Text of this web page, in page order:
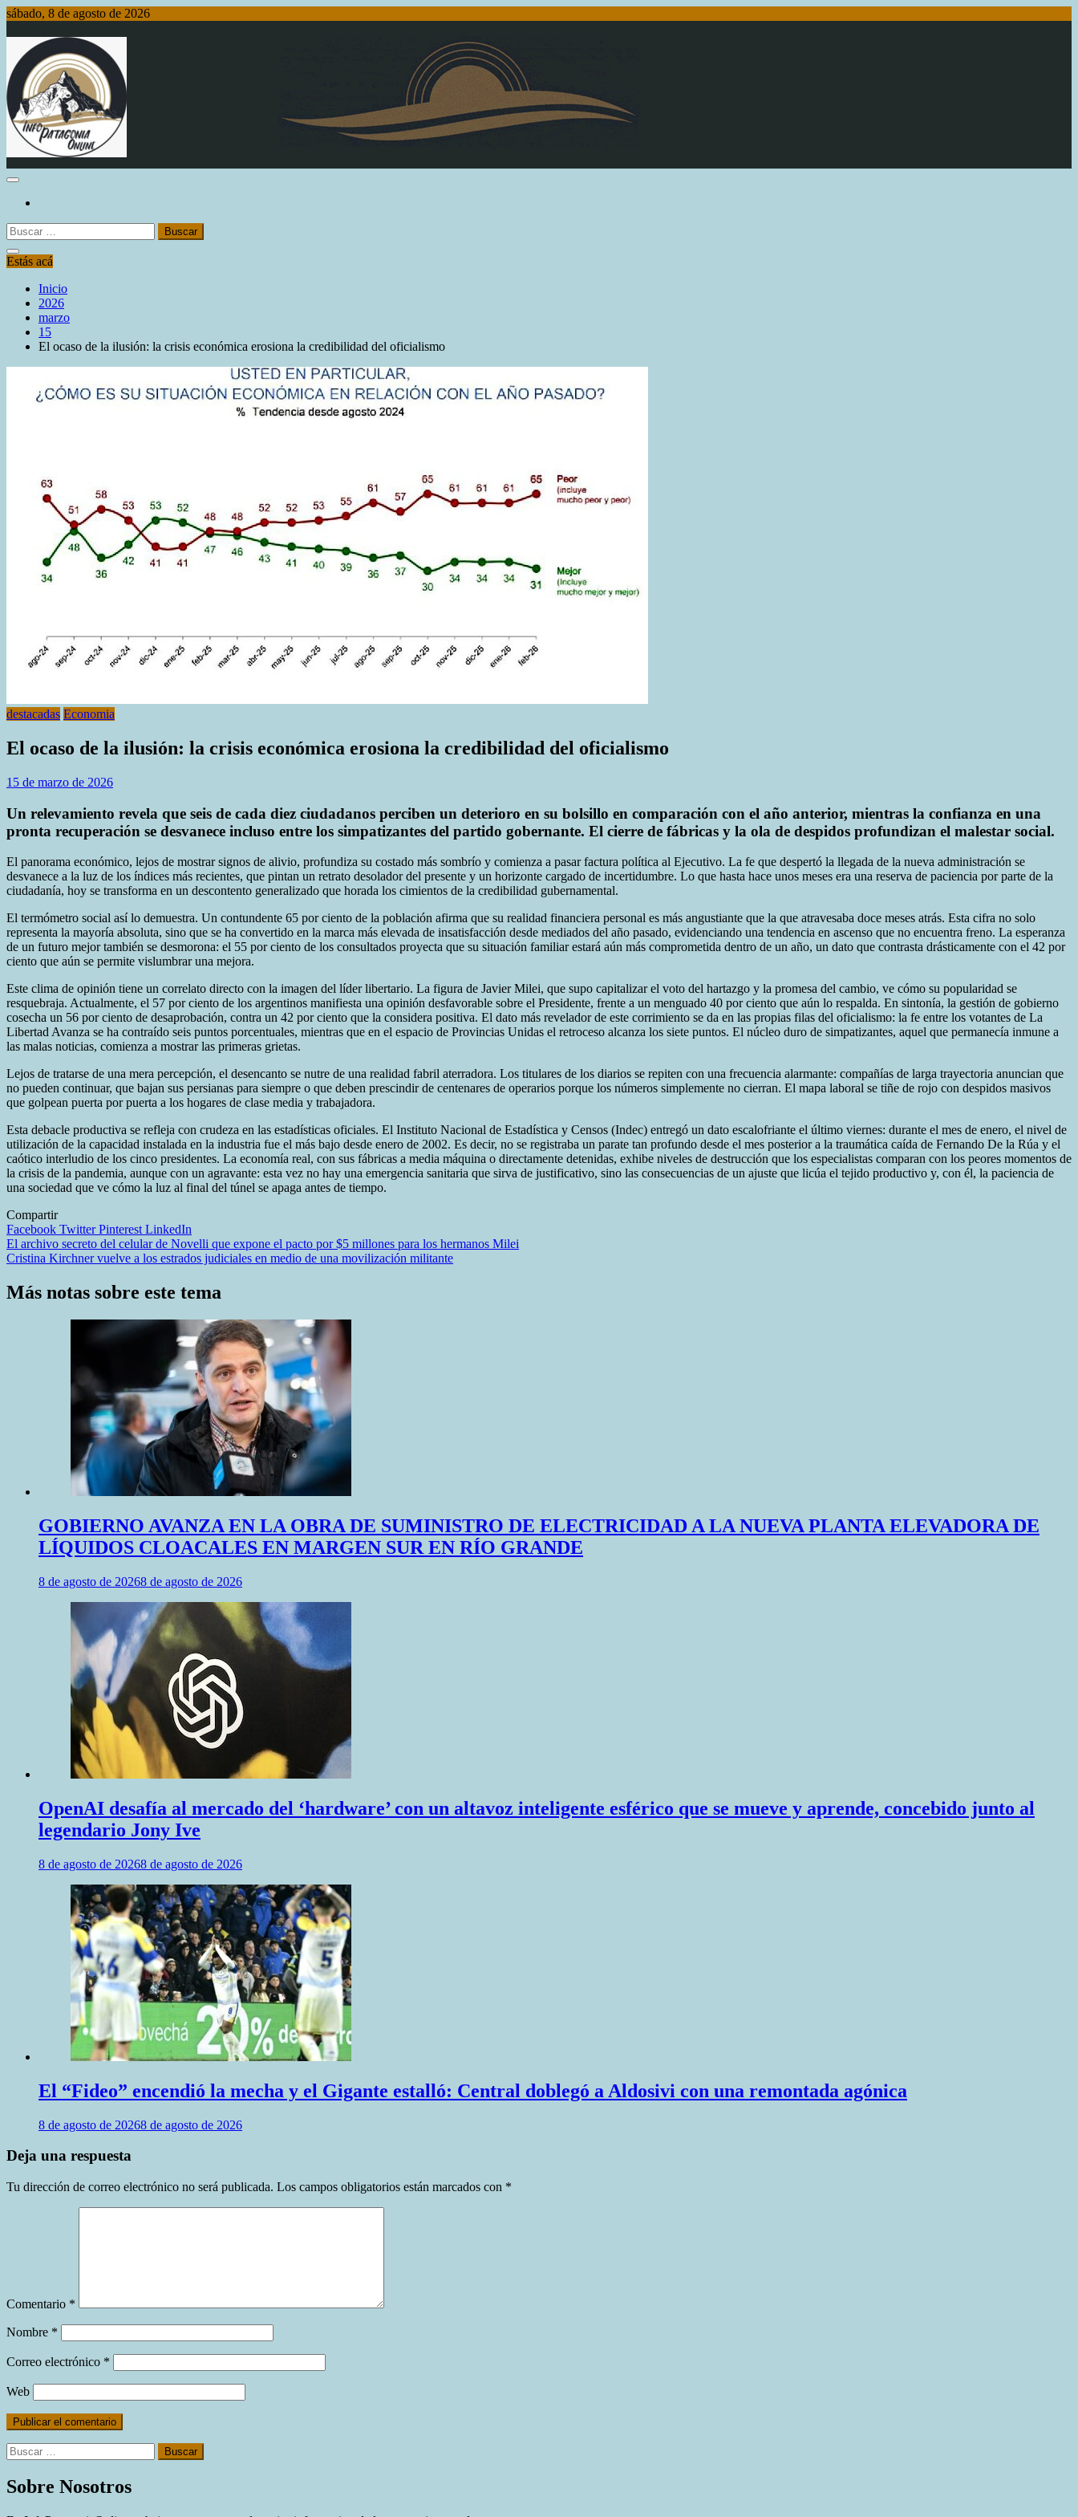
Saltar
contenido
sábado, 8 de agosto de 2026
Info Patagonia Online
Buscar:
Estás acá
Inicio
2026
marzo
15
El ocaso de la ilusión: la crisis económica erosiona la credibilidad del oficialismo
destacadas Economia
El ocaso de la ilusión: la crisis económica erosiona la credibilidad del oficialismo
15 de marzo de 2026
Un relevamiento revela que seis de cada diez ciudadanos perciben un deterioro en su bolsillo en comparación con el año anterior, mientras la confianza en una
pronta recuperación se desvanece incluso entre los simpatizantes del partido gobernante. El cierre de fábricas y la ola de despidos profundizan el malestar social.
El panorama económico, lejos de mostrar signos de alivio, profundiza su costado más sombrío y comienza a pasar factura política al Ejecutivo. La fe que despertó la llegada de la nueva administración se
desvanece a la luz de los índices más recientes, que pintan un retrato desolador del presente y un horizonte cargado de incertidumbre. Lo que hasta hace unos meses era una reserva de paciencia por parte de la
ciudadanía, hoy se transforma en un descontento generalizado que horada los cimientos de la credibilidad gubernamental.
El termómetro social así lo demuestra. Un contundente 65 por ciento de la población afirma que su realidad financiera personal es más angustiante que la que atravesaba doce meses atrás. Esta cifra no solo
representa la mayoría absoluta, sino que se ha convertido en la marca más elevada de insatisfacción desde mediados del año pasado, evidenciando una tendencia en ascenso que no encuentra freno. La esperanza
de un futuro mejor también se desmorona: el 55 por ciento de los consultados proyecta que su situación familiar estará aún más comprometida dentro de un año, un dato que contrasta drásticamente con el 42 por
ciento que aún se permite vislumbrar una mejora.
Este clima de opinión tiene un correlato directo con la imagen del líder libertario. La figura de Javier Milei, que supo capitalizar el voto del hartazgo y la promesa del cambio, ve cómo su popularidad se
resquebraja. Actualmente, el 57 por ciento de los argentinos manifiesta una opinión desfavorable sobre el Presidente, frente a un menguado 40 por ciento que aún lo respalda. En sintonía, la gestión de gobierno
cosecha un 56 por ciento de desaprobación, contra un 42 por ciento que la considera positiva. El dato más revelador de este corrimiento se da en las propias filas del oficialismo: la fe entre los votantes de La
Libertad Avanza se ha contraído seis puntos porcentuales, mientras que en el espacio de Provincias Unidas el retroceso alcanza los siete puntos. El núcleo duro de simpatizantes, aquel que permanecía inmune a
las malas noticias, comienza a mostrar las primeras grietas.
Lejos de tratarse de una mera percepción, el desencanto se nutre de una realidad fabril aterradora. Los titulares de los diarios se repiten con una frecuencia alarmante: compañías de larga trayectoria anuncian que
no pueden continuar, que bajan sus persianas para siempre o que deben prescindir de centenares de operarios porque los números simplemente no cierran. El mapa laboral se tiñe de rojo con despidos masivos
que golpean puerta por puerta a los hogares de clase media y trabajadora.
Esta debacle productiva se refleja con crudeza en las estadísticas oficiales. El Instituto Nacional de Estadística y Censos (Indec) entregó un dato escalofriante el último viernes: durante el mes de enero, el nivel de
utilización de la capacidad instalada en la industria fue el más bajo desde enero de 2002. Es decir, no se registraba un parate tan profundo desde el mes posterior a la traumática caída de Fernando De la Rúa y el
caótico interludio de los cinco presidentes. La economía real, con sus fábricas a media máquina o directamente detenidas, exhibe niveles de destrucción que los especialistas comparan con los peores momentos de
la crisis de la pandemia, aunque con un agravante: esta vez no hay una emergencia sanitaria que sirva de justificativo, sino las consecuencias de un ajuste que licúa el tejido productivo y, con él, la paciencia de
una sociedad que ve cómo la luz al final del túnel se apaga antes de tiempo.
Compartir
Facebook TwitterPinterest LinkedIn
Navegación
de
entradas
El archivo secreto del celular de Novelli que expone el pacto por $5 millones para los hermanos Milei
Cristina Kirchner vuelve a los estrados judiciales en medio de una movilización militante
Más notas sobre este tema
GOBIERNO AVANZA EN LA OBRA DE SUMINISTRO DE ELECTRICIDAD A LA NUEVA PLANTA ELEVADORA DE
LÍQUIDOS CLOACALES EN MARGEN SUR EN RÍO GRANDE
8 de agosto de 20268 de agosto de 2026
OpenAI desafía al mercado del ‘hardware’ con un altavoz inteligente esférico que se mueve y aprende, concebido junto al
legendario Jony Ive
8 de agosto de 20268 de agosto de 2026
El “Fideo” encendió la mecha y el Gigante estalló: Central doblegó a Aldosivi con una remontada agónica
8 de agosto de 20268 de agosto de 2026
Deja una respuesta
Tu dirección de correo electrónico no será publicada. Los campos obligatorios están marcados con *
Comentario *
Nombre *
Correo electrónico *
Web
Buscar:
Sobre Nosotros